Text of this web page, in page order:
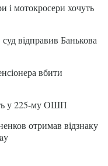
і мотокросери хочуть
відправив Банькова
вбити
у 225-му ОШП
отримав відзнаку